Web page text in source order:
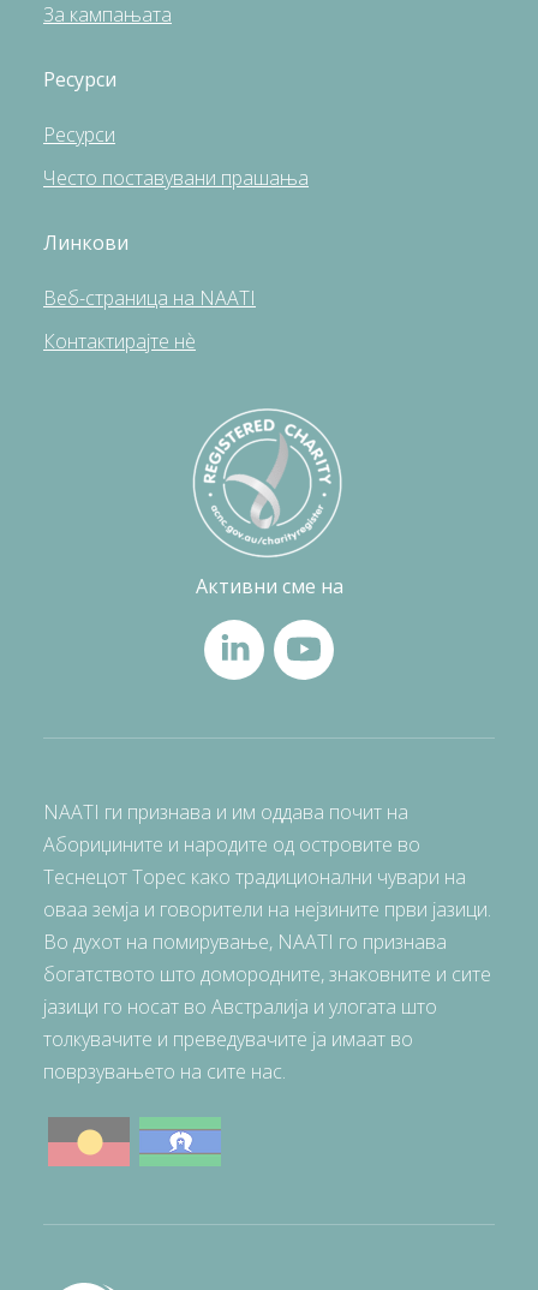
За кампањата
Ресурси
Pесурси
Често поставувани прашања
Линкови
Веб-страница на NAATI
Контактирајте нè
Активни сме на
NAATI ги признава и им оддава почит на
Абориџините и народите од островите во
Теснецот Торес како традиционални чувари на
оваа земја и говорители на нејзините први јазици.
Во духот на помирување, NAATI го признава
богатството што домородните, знаковните и сите
јазици го носат во Австралија и улогата што
толкувачите и преведувачите ја имаат во
поврзувањето на сите нас.